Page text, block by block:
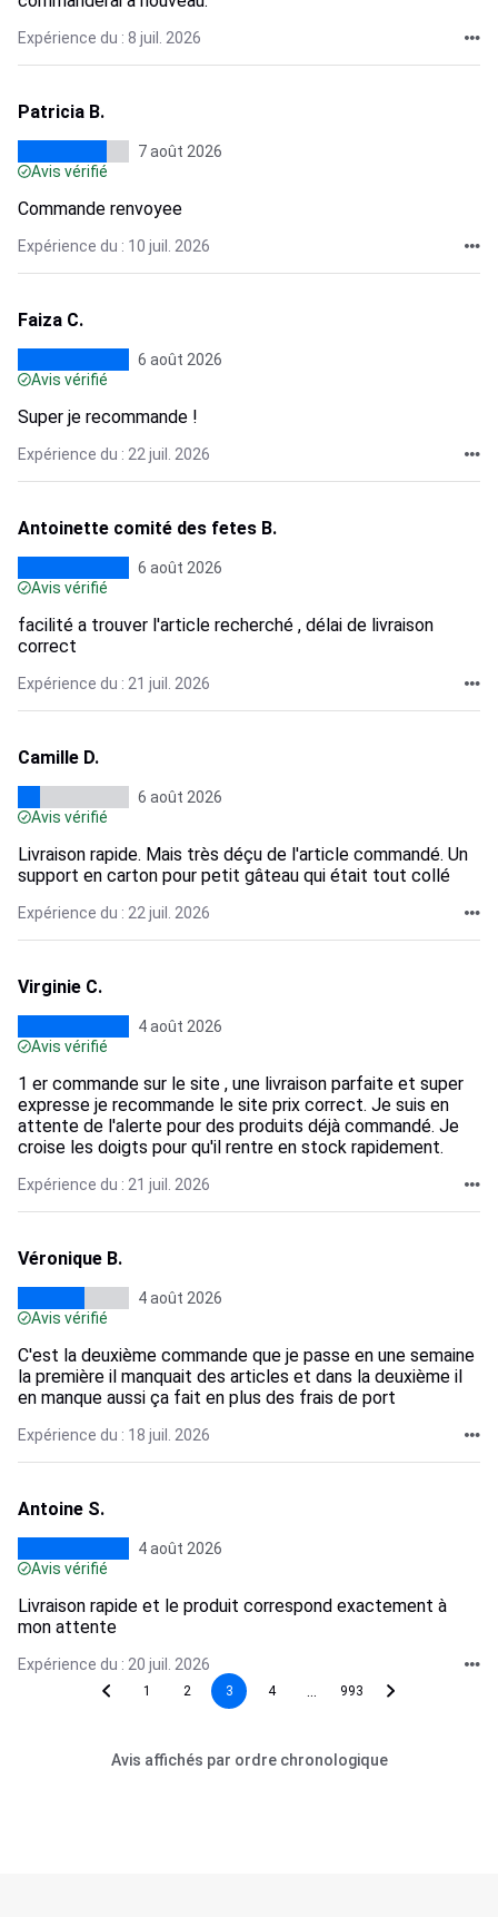
Expérience du : 8 juil. 2026
Patricia B.
7 août 2026
Avis vérifié
Commande renvoyee
Expérience du : 10 juil. 2026
Faiza C.
6 août 2026
Avis vérifié
Super je recommande !
Expérience du : 22 juil. 2026
Antoinette comité des fetes B.
6 août 2026
Avis vérifié
facilité a trouver l'article recherché , délai de livraison
correct
Expérience du : 21 juil. 2026
Camille D.
6 août 2026
Avis vérifié
Livraison rapide. Mais très déçu de l'article commandé. Un
support en carton pour petit gâteau qui était tout collé
Expérience du : 22 juil. 2026
Virginie C.
4 août 2026
Avis vérifié
1 er commande sur le site , une livraison parfaite et super
expresse je recommande le site prix correct. Je suis en
attente de l'alerte pour des produits déjà commandé. Je
croise les doigts pour qu'il rentre en stock rapidement.
Expérience du : 21 juil. 2026
Véronique B.
4 août 2026
Avis vérifié
C'est la deuxième commande que je passe en une semaine
la première il manquait des articles et dans la deuxième il
en manque aussi ça fait en plus des frais de port
Expérience du : 18 juil. 2026
Antoine S.
4 août 2026
Avis vérifié
Livraison rapide et le produit correspond exactement à
mon attente
Expérience du : 20 juil. 2026
1 2 3 4 993
Avis affichés par ordre chronologique